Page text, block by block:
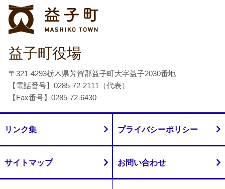
益子町役場
〒321-4293栃木県芳賀郡益子町大字益子2030番地
【電話番号】0285-72-2111（代表）
【Fax番号】0285-72-6430
リンク集 プライバシーポリシー
サイトマップ お問い合わせ